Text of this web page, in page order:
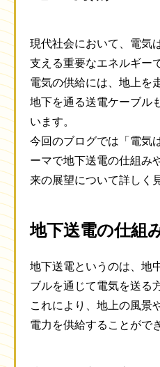
現代社会において、電気
支える重要なエネルギー
電気の供給には、地上を
地下を通る送電ケーブル
います。
今回のブログでは「電気
ーマで地下送電の仕組み
来の展望について詳しく
地下送電の仕組
地下送電というのは、地
ブルを通じて電気を送る
これにより、地上の風景
電力を供給することがで